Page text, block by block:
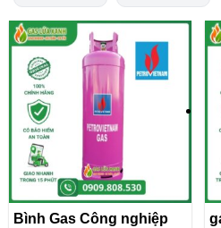
Bình Gas Công nghiệp